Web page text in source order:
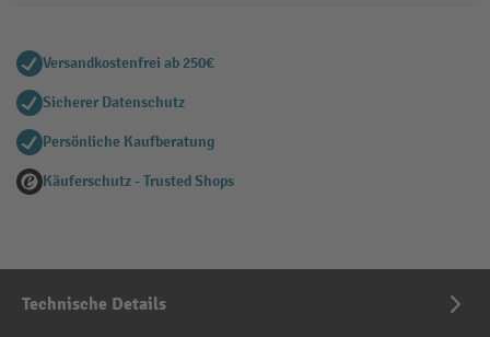
Versandkostenfrei ab 250€
Sicherer Datenschutz
Persönliche Kaufberatung
Käuferschutz - Trusted Shops
Technische Details